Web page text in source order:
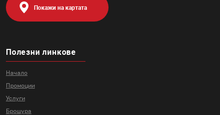
Полезни линкове
Начало
Промоции
Услуги
Брошура
Покажи на картата